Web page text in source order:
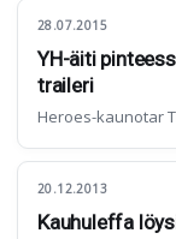
28.07.2015
YH-äiti
traileri
Heroes-kaunotar
20.12.2013
Kauhuleffa